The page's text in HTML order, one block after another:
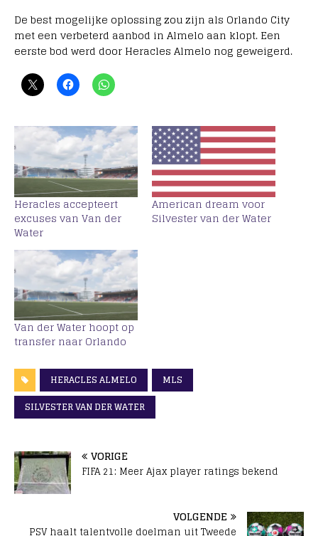
De best mogelijke oplossing zou zijn als Orlando City
met een verbeterd aanbod in Almelo aan klopt. Een
eerste bod werd door Heracles Almelo nog geweigerd.
Heracles accepteert
excuses van Van der
Water
American dream voor
Silvester van der Water
Van der Water hoopt op
transfer naar Orlando
HERACLES ALMELO
MLS
SILVESTER VAN DER WATER
VORIGE
FIFA 21: Meer Ajax player ratings bekend
VOLGENDE
PSV haalt talentvolle doelman uit Tweede